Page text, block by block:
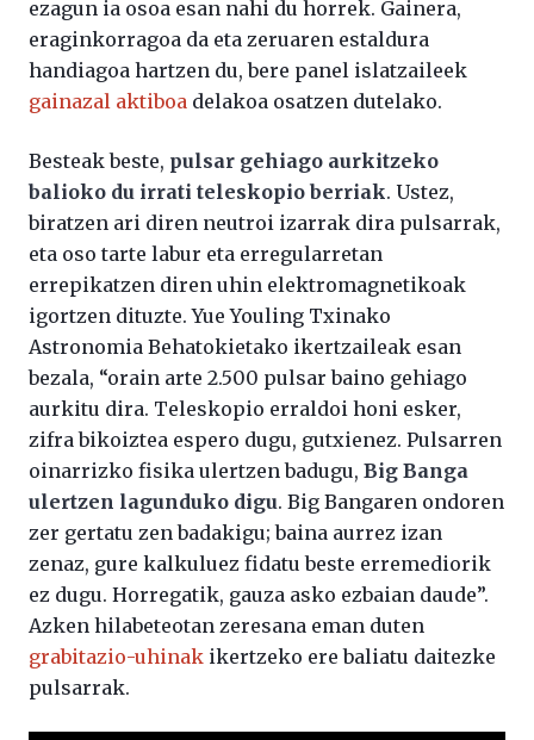
ezagun ia osoa esan nahi du horrek. Gainera,
eraginkorragoa da eta zeruaren estaldura
handiagoa hartzen du, bere panel islatzaileek
gainazal aktiboa delakoa osatzen dutelako.
Besteak beste, pulsar gehiago aurkitzeko
balioko du irrati teleskopio berriak. Ustez,
biratzen ari diren neutroi izarrak dira pulsarrak,
eta oso tarte labur eta erregularretan
errepikatzen diren uhin elektromagnetikoak
igortzen dituzte. Yue Youling Txinako
Astronomia Behatokietako ikertzaileak esan
bezala, “orain arte 2.500 pulsar baino gehiago
aurkitu dira. Teleskopio erraldoi honi esker,
zifra bikoiztea espero dugu, gutxienez. Pulsarren
oinarrizko fisika ulertzen badugu, Big Banga
ulertzen lagunduko digu. Big Bangaren ondoren
zer gertatu zen badakigu; baina aurrez izan
zenaz, gure kalkuluez fidatu beste erremediorik
ez dugu. Horregatik, gauza asko ezbaian daude”.
Azken hilabeteotan zeresana eman duten
grabitazio-uhinak ikertzeko ere baliatu daitezke
pulsarrak.